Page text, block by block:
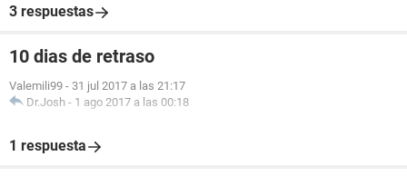
3 respuestas
10 dias de retraso
Valemili99 - 31 jul 2017 a las 21:17
Dr.Josh - 1 ago 2017 a las 00:18
1 respuesta